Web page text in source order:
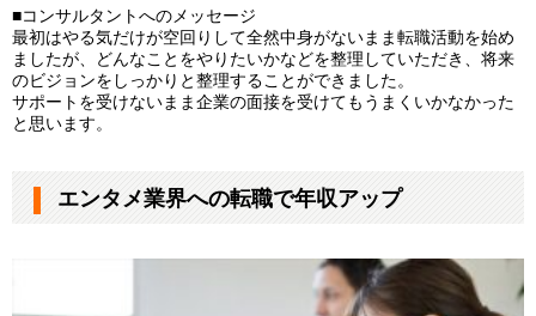
■コンサルタントへのメッセージ
最初はやる気だけが空回りして全然中身がないまま転職活動を始め
ましたが、どんなことをやりたいかなどを整理していただき、将来
のビジョンをしっかりと整理することができました。
サポートを受けないまま企業の面接を受けてもうまくいかなかった
と思います。
エンタメ業界への転職で年収アップ